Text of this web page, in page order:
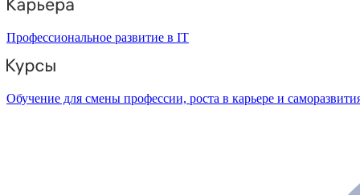
Профессиональное развитие в IT
Обучение для смены профессии, роста в карьере и